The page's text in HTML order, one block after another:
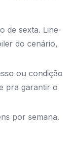
de sexta. Line-
do cenário,
ou condição
pra garantir o
por semana.